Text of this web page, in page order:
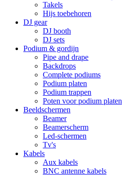
Takels
Hijs toebehoren
DJ gear
DJ booth
DJ sets
Podium & gordijn
Pipe and drape
Backdrops
Complete podiums
Podium platen
Podium trappen
Poten voor podium platen
Beeldschermen
Beamer
Beamerscherm
Led-schermen
Tv's
Kabels
Aux kabels
BNC antenne kabels